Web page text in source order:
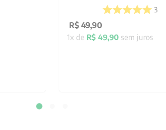
3
R$ 49,90
1x de R$ 49,90sem juros